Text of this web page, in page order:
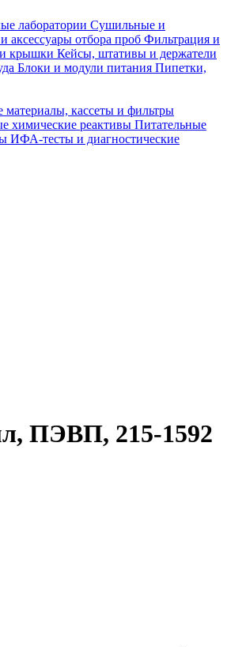
лаборатории Сушильные и
аксессуары отбора проб Фильтрация и
крышки Кейсы, штативы и держатели
Блоки и модули питания Пипетки,
материалы, кассеты и фильтры
химические реактивы Питательные
ИФА-тесты и диагностические
ПЭВП, 215-1592